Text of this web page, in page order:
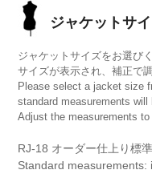
ジャケットサ
ジャケットサイズをお選び
サイズが表示され、補正で
Please select a jacket size
standard measurements will
Adjust the measurements to
RJ-18 オーダー仕上り標
Standard measurements: